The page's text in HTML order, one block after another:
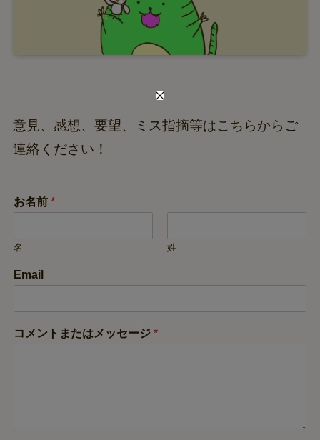
意見、感想、要望、ミス指摘等はこちらからご
連絡ください！
お名前 *
名 姓
Email
コメントまたはメッセージ *